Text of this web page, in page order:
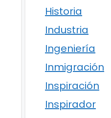
Historia
Industria
Ingeniería
Inmigración
Inspiración
Inspirador